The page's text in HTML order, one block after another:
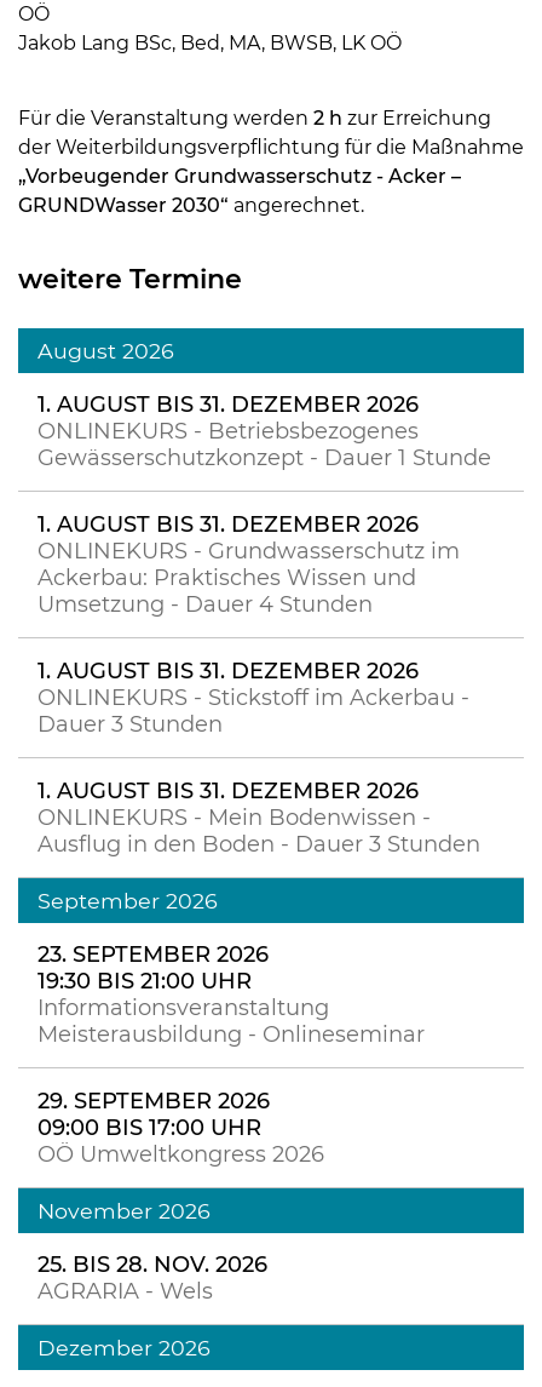
OÖ
Jakob Lang BSc, Bed, MA, BWSB, LK OÖ
Für die Veranstaltung werden 2 h zur Erreichung
der Weiterbildungsverpflichtung für die Maßnahme
„Vorbeugender Grundwasserschutz - Acker –
GRUNDWasser 2030“ angerechnet.
weitere Termine
August 2026
1. AUGUST BIS 31. DEZEMBER 2026
ONLINEKURS - Betriebsbezogenes
Gewässerschutzkonzept - Dauer 1 Stunde
1. AUGUST BIS 31. DEZEMBER 2026
ONLINEKURS - Grundwasserschutz im
Ackerbau: Praktisches Wissen und
Umsetzung - Dauer 4 Stunden
1. AUGUST BIS 31. DEZEMBER 2026
ONLINEKURS - Stickstoff im Ackerbau -
Dauer 3 Stunden
1. AUGUST BIS 31. DEZEMBER 2026
ONLINEKURS - Mein Bodenwissen -
Ausflug in den Boden - Dauer 3 Stunden
September 2026
23. SEPTEMBER 2026
19:30 BIS 21:00 UHR
Informationsveranstaltung
Meisterausbildung - Onlineseminar
29. SEPTEMBER 2026
09:00 BIS 17:00 UHR
OÖ Umweltkongress 2026
November 2026
25. BIS 28. NOV. 2026
AGRARIA - Wels
Dezember 2026